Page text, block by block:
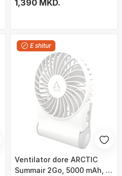
trup metalik, super i qetë
1,390 MKD.
E shitur
Ventilator dore ARCTIC
Summair 2Go, 5000 mAh, i